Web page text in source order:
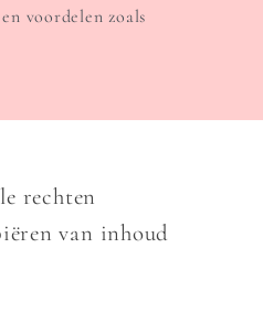
voordelen zoals
rechten
van inhoud